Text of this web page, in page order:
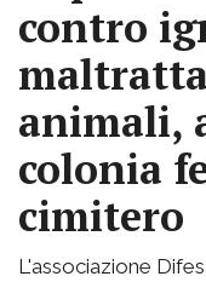
contro
animali,
colonia
cimitero
L'associazione